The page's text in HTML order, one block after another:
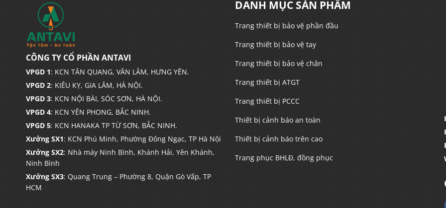
CÔNG TY CỔ PHẦN ANTAVI
VPGD 1: KCN TÂN QUANG, VĂN LÂM, HƯNG YÊN.
VPGD 2: KIÊU KỴ, GIA LÂM, HÀ NỘI.
VPGD 3: KCN NỘI BÀI, SÓC SƠN, HÀ NỘI.
VPGD 4: KCN YÊN PHONG, BẮC NINH.
VPGD 5: KCN HANAKA TP TỪ SƠN, BẮC NINH.
Xưởng SX1: KCN Phú Minh, Phường Đông Ngạc, TP Hà Nội
Xưởng SX2: Nhà máy Ninh Bình, Khánh Hải, Yên Khánh,
Ninh Bình
Xưởng SX3: Quang Trung – Phường 8, Quận Gò Vấp, TP
HCM
DANH MỤC SẢN PHẨM
Trang thiết bị bảo vệ phần đầu
Trang thiết bị bảo vệ tay
Trang thiết bị bảo vệ chân
Trang thiết bị ATGT
Trang thiết bị PCCC
Thiết bị cảnh báo an toàn
Thiết bị cảnh báo trên cao
Trang phục BHLĐ, đồng phục